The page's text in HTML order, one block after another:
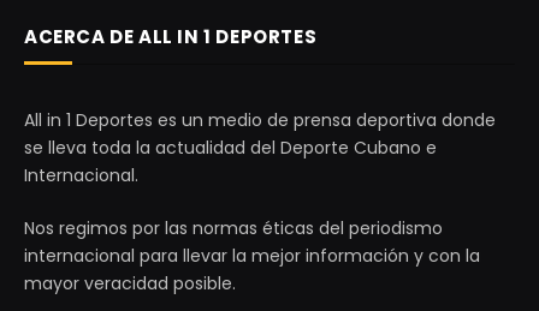
ACERCA DE ALL IN 1 DEPORTES
All in 1 Deportes es un medio de prensa deportiva donde
se lleva toda la actualidad del Deporte Cubano e
Internacional.
Nos regimos por las normas éticas del periodismo
internacional para llevar la mejor información y con la
mayor veracidad posible.